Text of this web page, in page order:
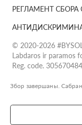
Збор завершаны.
РЕГЛАМЕНТ
© 2020-2026
Labdaros ir paramos
Reg. code.
g.17-1, LT-13253
SWIFT kodas